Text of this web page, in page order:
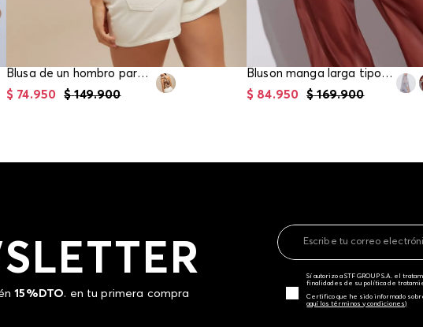
Blusa de un hombro para mujer
$ 149.900
$ 74.950
Bluson manga larga tipo camisero para mujer
$ 169.900
$ 84.950
15%DTO. en tu primera compra
Sí autorizo a STF GROUP S.A. el
finalidades de su política de
Certifico que he sido informado
aquí los términos y condiciones)